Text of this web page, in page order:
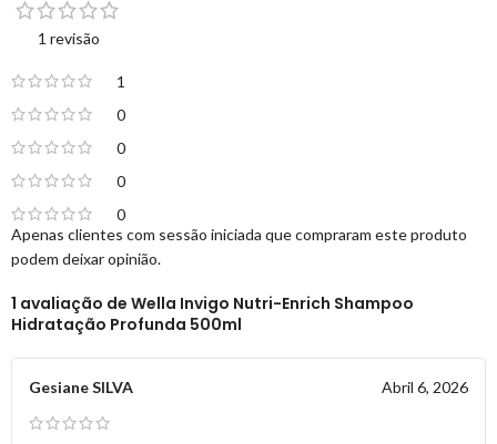
1 revisão
1
0
0
0
0
1 avaliação de Wella Invigo Nutri-Enrich Shampoo
Hidratação Profunda 500ml
Gesiane SILVA Abril 6, 2026
Apenas clientes com sessão iniciada que compraram este produto
podem deixar opinião.